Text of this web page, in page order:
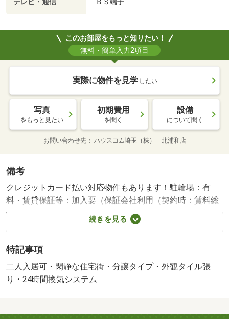
テレビ・通信
このお部屋をもっと知りたい！
無料・簡単入力2項目
実際に物件を見学 したい
写真
をもっと見たい
初期費用
を聞く
設備
について聞く
お問い合わせ先 ハウスコム埼玉（株） 北浦和店
備考
クレジットカード払い対応物件もあります！駐輪場：有
料・賃貸保証等：加入要（保証会社利用（契約時：賃料総
額の５０％）、月額保証料（賃料総額の１．５％）、年間
保証料（１年毎に１００００円））・建物構造：鉄骨鉄筋
続きを見る
特記事項
二人入居可・閑静な住宅街・分譲タイプ・外観タイル張
り・24時間換気システム